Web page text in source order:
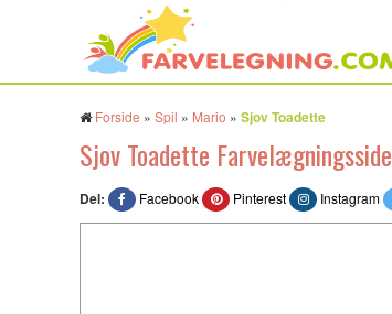
Forside » Spil » Mario » Sjov Toadette
Sjov Toadette Farvelægningsside
Del: Facebook Pinterest Instagram